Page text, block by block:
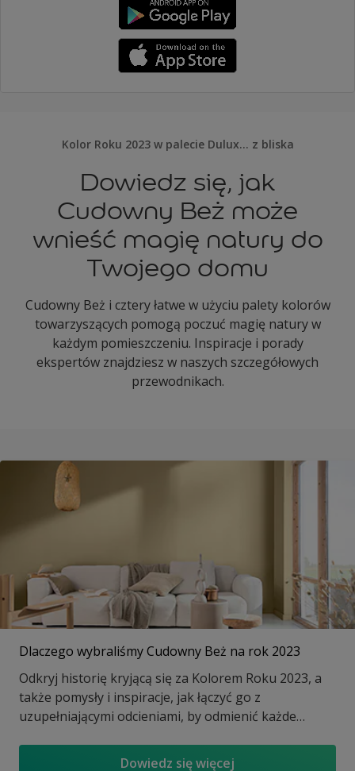
Kolor Roku 2023 w palecie Dulux… z bliska
Dowiedz się, jak
Cudowny Beż może
wnieść magię natury do
Twojego domu
Cudowny Beż i cztery łatwe w użyciu palety kolorów
towarzyszących pomogą poczuć magię natury w
każdym pomieszczeniu. Inspiracje i porady
ekspertów znajdziesz w naszych szczegółowych
przewodnikach.
Dlaczego wybraliśmy Cudowny Beż na rok 2023
Odkryj historię kryjącą się za Kolorem Roku 2023, a
także pomysły i inspiracje, jak łączyć go z
uzupełniającymi odcieniami, by odmienić każde
Dowiedz się więcej